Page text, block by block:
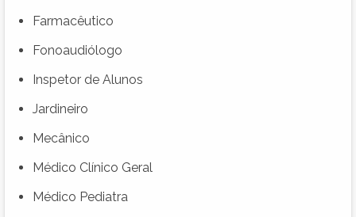
Farmacêutico
Fonoaudiólogo
Inspetor de Alunos
Jardineiro
Mecânico
Médico Clínico Geral
Médico Pediatra